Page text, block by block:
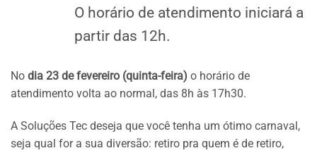
O horário de atendimento iniciará a
partir das 12h.
No dia 23 de fevereiro (quinta-feira) o horário de
atendimento volta ao normal, das 8h às 17h30.
A Soluções Tec deseja que você tenha um ótimo carnaval,
seja qual for a sua diversão: retiro pra quem é de retiro,